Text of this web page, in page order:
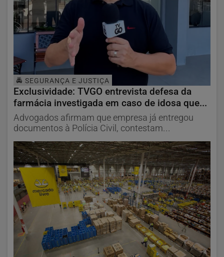
🚔 SEGURANÇA E JUSTIÇA
Exclusividade: TVGO entrevista defesa da
farmácia investigada em caso de idosa que...
Advogados afirmam que empresa já entregou
documentos à Polícia Civil, contestam...